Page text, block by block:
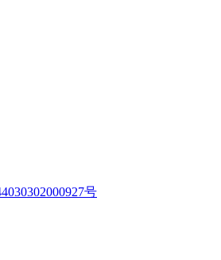
号